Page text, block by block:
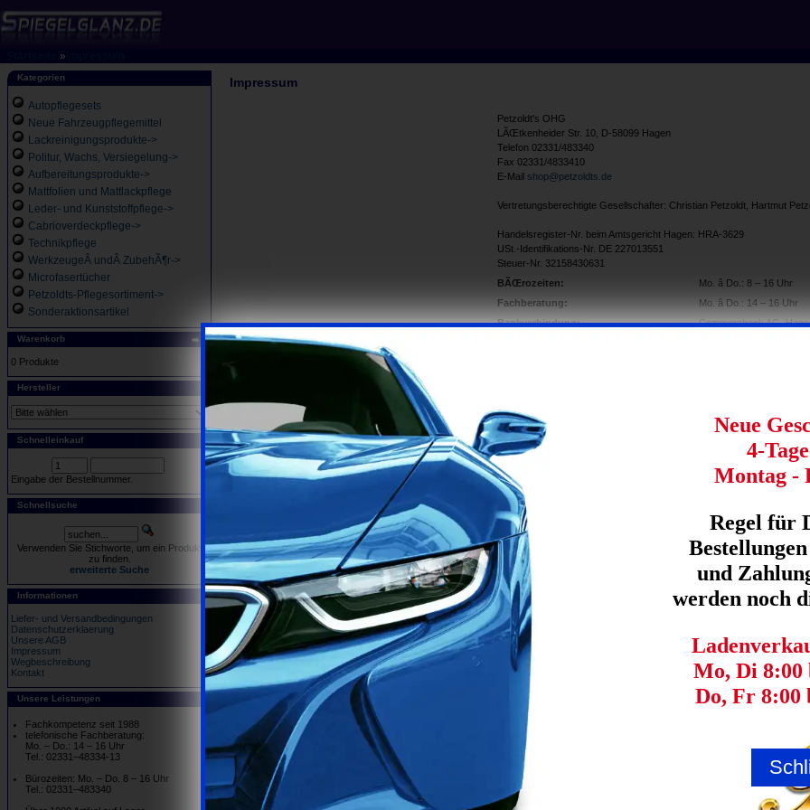
»
Kategorien
Autopflegesets
Neue Fahrzeugpflegemittel
Lackreinigungsprodukte->
Politur, Wachs, Versiegelung->
Aufbereitungsprodukte->
Mattfolien und Mattlackpflege
Leder- und Kunststoffpflege->
Cabrioverdeckpflege->
Technikpflege
WerkzeugeÂ undÂ ZubehÃ¶r->
Microfasertücher
Petzoldts-Pflegesortiment->
Sonderaktionsartikel
Warenkorb
0 Produkte
Hersteller
Schnelleinkauf
Eingabe der Bestellnummer.
Schnellsuche
Verwenden Sie Stichworte, um ein Produkt
zu finden.
erweiterte Suche
Informationen
Liefer- und Versandbedingungen
Datenschutzerklaerung
Unsere AGB
Impressum
Wegbeschreibung
Kontakt
Unsere Leistungen
Fachkompetenz seit 1988
telefonische Fachberatung:
Mo. – Do.: 14 – 16 Uhr
Tel.: 02331–48334-13
Bürozeiten: Mo. – Do. 8 – 16 Uhr
Tel.: 02331–483340
Impressum
Petzoldt's OHG
LÃŒtkenheider Str. 10, D-58099 Hagen
Telefon 02331/483340
Fax 02331/4833410
E-Mail shop@petzoldts.de
Vertretungsberechtigte Gesellschafter: Christian Petzoldt, Hartmut
Handelsregister-Nr. beim Amtsgericht Hagen: HRA-3629
USt.-Identifikations-Nr. DE 227013551
Steuer-Nr. 32158430631
BÃŒrozeiten:
Mo. â Do.: 8 – 16 Uhr
Fachberatung:
Mo. â Do.: 14 – 16 Uhr
Bankverbindung:
Commerzbank AG,
58095 Hagen
IBAN:
BIC: COBADEFFXXX
Beschwerdeverfahren
Plattform der EU-Kommission zur Online-Streitbeilegung:
sind zur Teilnahme an einem Streitbeilegungsverfahren vor einer
weder verpflichtet noch bereit.
Neue
4-
Montag -
Regel für
und
werden noch
Mo, Di 8:00
Do, Fr 8:00